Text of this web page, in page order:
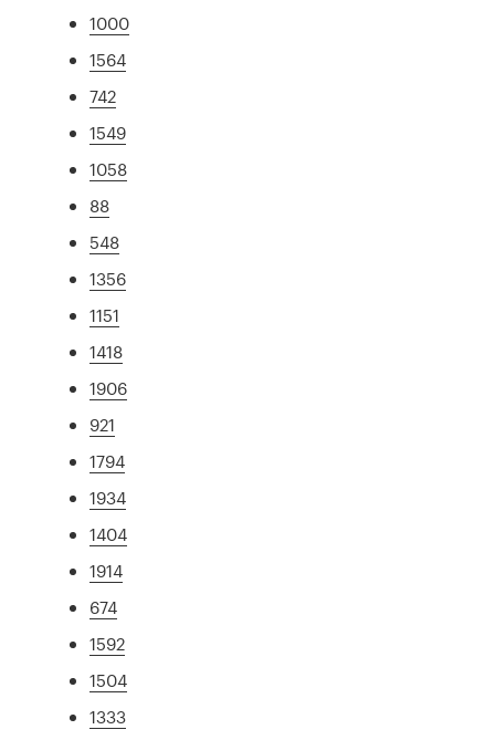
1000
1564
742
1549
1058
88
548
1356
1151
1418
1906
921
1794
1934
1404
1914
674
1592
1504
1333